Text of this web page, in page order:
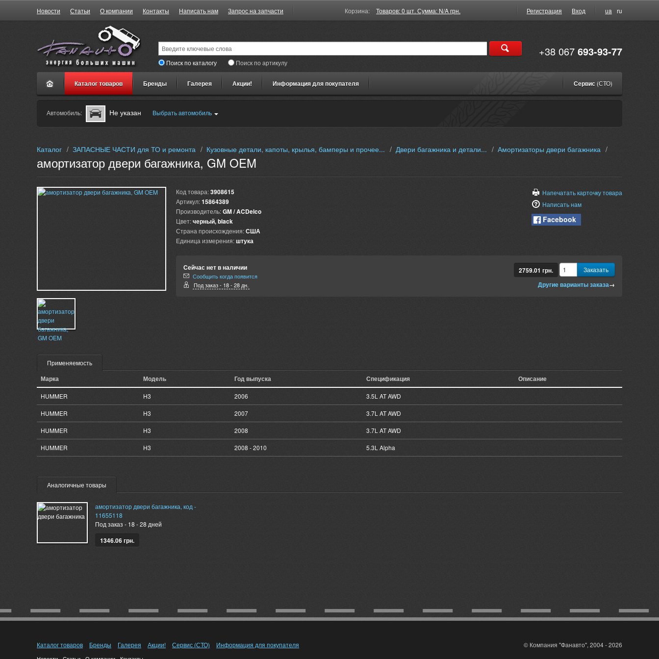
Новости Статьи О компании Контакты Написать нам Запрос на запчасти Корзина: Товаров: 0 шт. Сумма: N/A грн. Регистрация Вход ua ru
Поиск по каталогу Поиск по артикулу
+38 067 693-93-77
Каталог товаров Бренды Галерея Акции! Информация для покупателя Сервис (СТО)
Автомобиль: Не указан Выбрать автомобиль
Каталог / ЗАПАСНЫЕ ЧАСТИ для ТО и ремонта / Кузовные детали, капоты, крылья, бамперы и прочее... / Двери багажника и детали... / Амортизаторы двери багажника /
амортизатор двери багажника, GM OEM
Код товара:3908615
Артикул:15864389
Производитель:GM / ACDelco
Цвет:черный, black
Страна происхождения:США
Единица измерения:штука
Напечатать карточку товара
Написать нам
Facebook
Сейчас нет в наличии
Сообщить когда появится
Под заказ - 18 - 28 дн.
2759.01 грн. Заказать
Другие варианты заказа→
Применяемость
Марка Модель Год выпуска Спецификация Описание
HUMMER H3 2006 3.5L AT AWD
HUMMER H3 2007 3.7L AT AWD
HUMMER H3 2008 3.7L AT AWD
HUMMER H3 2008 - 2010 5.3L Alpha
Аналогичные товары
амортизатор двери багажника, код -
11655118
Под заказ - 18 - 28 дней
1346.06 грн.
Каталог товаров Бренды Галерея Акции! Сервис (СТО) Информация для покупателя © Компания "Фанавто", 2004 - 2026